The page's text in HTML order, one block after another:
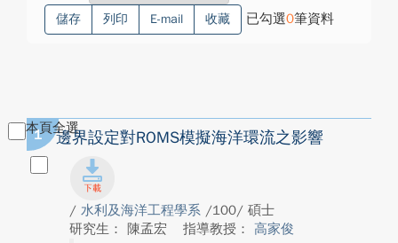
儲存 列印 E-mail 收藏 已勾選0筆資料
本頁全選
1 邊界設定對ROMS模擬海洋環流之影響
/ 水利及海洋工程學系 /100/ 碩士
研究生： 陳孟宏
指導教授： 高家俊